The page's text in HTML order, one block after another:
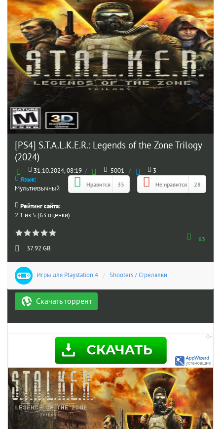
[PS4] S.T.A.L.K.E.R.: Legends of the Zone Trilogy
(2024)
31.10.2024, 08:19 / 5001 / 3
Нравится 35 Не нравится 28
Язык:
Мультиязычный
Рейтинг сайта:
2.1 из 5 (63 оценки)
63
37.92 GB
Игры для Playstation 4 / Shooters / Стрелялки
Скачать торрент